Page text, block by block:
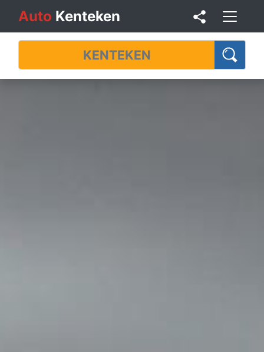
Auto Kenteken